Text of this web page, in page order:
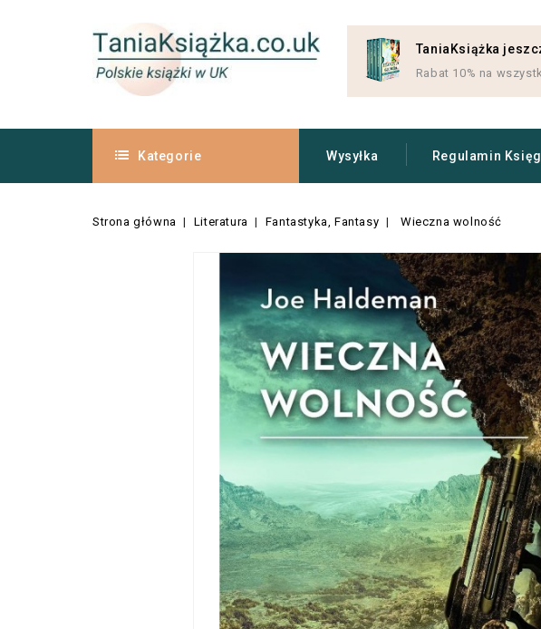
TaniaKsiążka
Rabat 10% na
Kategorie Wysyłka Regulamin
Strona główna Literatura Fantastyka, Fantasy Wieczna wolność